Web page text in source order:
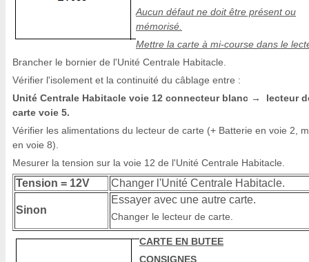
Aucun défaut ne doit être présent ou
mémorisé.
Mettre la carte à mi-course dans le
Brancher le bornier de l'Unité Centrale Habitacle.
Vérifier l'isolement et la continuité du câblage entre :
Unité Centrale Habitacle voie 12 connecteur blanc →
lecteur
carte voie 5.
Vérifier les alimentations du lecteur de carte (+ Batterie en voie 2,
en voie 8).
Mesurer la tension sur la voie 12 de l'Unité Centrale Habitacle.
Tension = 12V Changer l'Unité Centrale Habitacle.
Sinon
Essayer avec une autre carte.
Changer le lecteur de carte.
CARTE EN BUTEE
CONSIGNES